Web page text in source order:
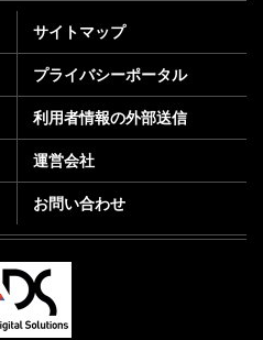
サイトマップ
プライバシーポータル
利用者情報の外部送信
運営会社
お問い合わせ